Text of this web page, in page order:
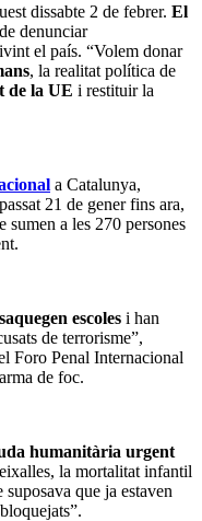
dissabte 2 de febrer. El
denunciar
el país. “Volem donar
, la realitat política de
de la UE i restituir la
a Catalunya,
21 de gener fins ara,
sumen a les 270 persones
saquegen escoles i han
de terrorisme”,
Foro Penal Internacional
de foc.
humanitària urgent
la mortalitat infantil
que ja estaven